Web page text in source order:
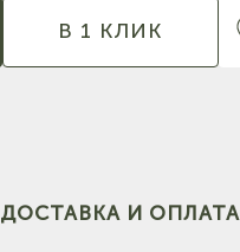
В 1 КЛИК
(на
ДОСТАВКА И ОПЛАТА